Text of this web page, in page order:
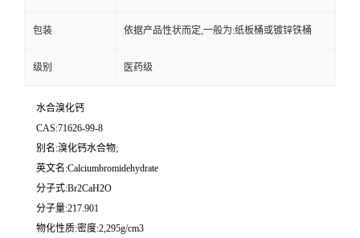
包装 依据产品性状而定,一般为:纸板桶或镀锌铁桶
级别 医药级
水合溴化钙
CAS:71626-99-8
别名:溴化钙水合物;
英文名:Calciumbromidehydrate
分子式:Br2CaH2O
分子量:217.901
物化性质:密度:2,295g/cm3